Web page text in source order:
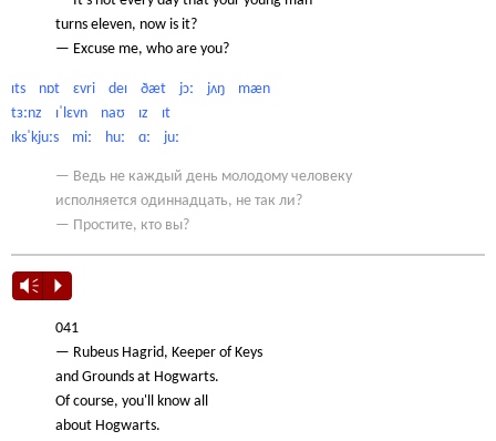
turns eleven, now is it?
— Excuse me, who are you?
ɪts nɒt ɛvri deɪ ðæt jɔː jʌŋ mæn
tɜːnz ɪˈlɛvn naʊ ɪz ɪt
ɪksˈkjuːs miː huː ɑː juː
— Ведь не каждый день молодому человеку
исполняется одиннадцать, не так ли?
— Простите, кто вы?
Vm P
041
— Rubeus Hagrid, Keeper of Keys
and Grounds at Hogwarts.
Of course, you'll know all
about Hogwarts.